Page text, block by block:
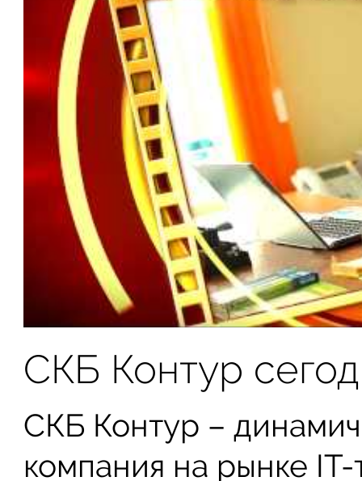
СКБ Контур
СКБ Контур –
компания на рынке